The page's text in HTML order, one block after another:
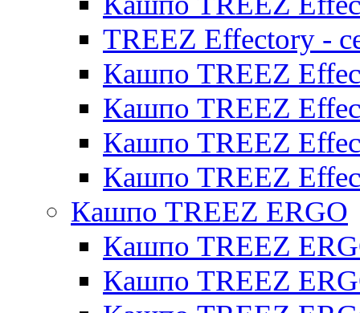
TREEZ Effectory -
Кашпо TREEZ
Кашпо TREEZ
Кашпо TREEZ
Кашпо TREEZ
Кашпо TREEZ ERGO
Кашпо TREEZ
Кашпо TREEZ